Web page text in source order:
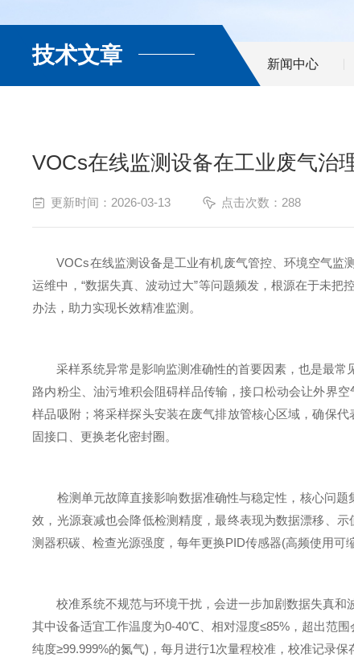
技术文章 新闻中心
VOCs在线监测设备在工业废气治
更新时间：2026-03-13 点击次数：288
VOCs在线监测设备是工业有机废气管控、环境空气监测
运维中，“数据失真、波动过大”等问题频发，根源在于未
办法，助力实现长效精准监测。
采样系统异常是影响监测准确性的首要因素，也是最常
路内粉尘、油污堆积会阻碍样品传输，接口松动会让外界
样品吸附；将采样探头安装在废气排放管核心区域，确保
固接口、更换老化密封圈。
检测单元故障直接影响数据准确性与稳定性，核心问题
效，光源衰减也会降低检测精度，最终表现为数据漂移、
测器积碳、检查光源强度，每年更换PID传感器(高频使用可
校准系统不规范与环境干扰，会进一步加剧数据失真和
其中设备适宜工作温度为0-40℃、相对湿度≤85%，超出范
纯度≥99.999%的氮气)，每月进行1次量程校准，校准记录